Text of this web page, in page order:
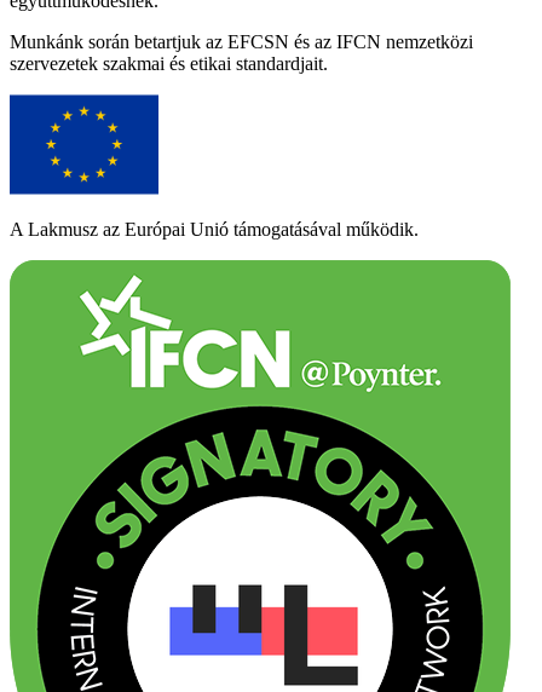
Munkánk során betartjuk az EFCSN és az IFCN nemzetközi
szervezetek szakmai és etikai standardjait.
A Lakmusz az Európai Unió támogatásával működik.